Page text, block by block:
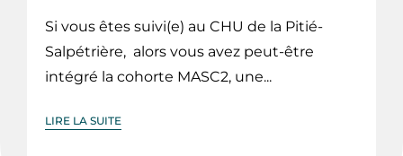
Si vous êtes suivi(e) au CHU de la Pitié-
Salpétrière, alors vous avez peut-être
intégré la cohorte MASC2, une...
LIRE LA SUITE